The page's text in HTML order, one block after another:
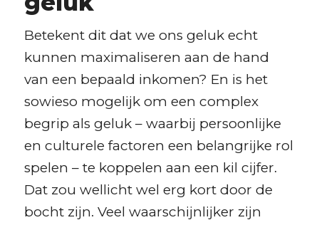
Betekent dit dat we ons geluk echt
kunnen maximaliseren aan de hand
van een bepaald inkomen? En is het
sowieso mogelijk om een complex
begrip als geluk – waarbij persoonlijke
en culturele factoren een belangrijke rol
spelen – te koppelen aan een kil cijfer.
Dat zou wellicht wel erg kort door de
bocht zijn. Veel waarschijnlijker zijn